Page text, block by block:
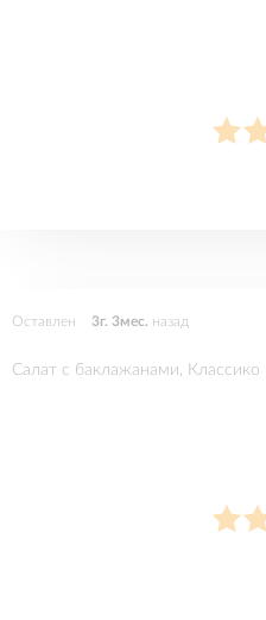
Оставлен 3г. 3мес. назад
Салат с баклажанами, Классико